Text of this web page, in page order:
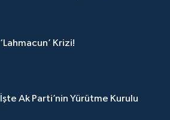
‘Lahmacun’ Krizi!
İşte Ak Parti’nin Yürütme Kurulu